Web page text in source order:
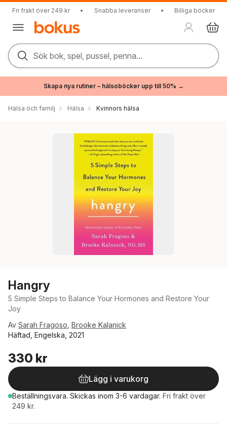
Fri frakt över 249 kr • Snabba leveranser • Billiga böcker
Sök bok, spel, pussel, penna...
Skapa nya rutiner – hälsoböcker upp till 50% →
Hälsa och familj Hälsa Kvinnors hälsa
Hangry
5 Simple Steps to Balance Your Hormones and Restore Your
Joy
Av Sarah Fragoso Brooke Kalanick
Häftad, Engelska, 2021
330 kr
Lägg i varukorg
Beställningsvara. Skickas inom 3-6 vardagar. Fri frakt över
249 kr.